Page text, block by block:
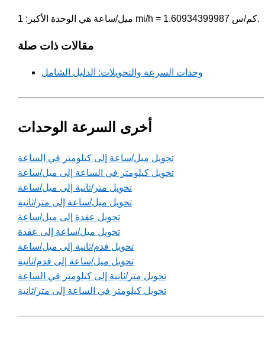
ميل/ساعة هي الوحدة الأكبر: 1 mi/h = 1.60934399987 كم/س.
مقالات ذات صلة
وحدات السرعة والتحويلات: الدليل الشامل
أخرى السرعة الوحدات
تحويل ميل/ساعة إلى كيلومتر في الساعة
تحويل كيلومتر في الساعة إلى ميل/ساعة
تحويل متر/ثانية إلى ميل/ساعة
تحويل ميل/ساعة إلى متر/ثانية
تحويل عقدة إلى ميل/ساعة
تحويل ميل/ساعة إلى عقدة
تحويل قدم/ثانية إلى ميل/ساعة
تحويل ميل/ساعة إلى قدم/ثانية
تحويل متر/ثانية إلى كيلومتر في الساعة
تحويل كيلومتر في الساعة إلى متر/ثانية